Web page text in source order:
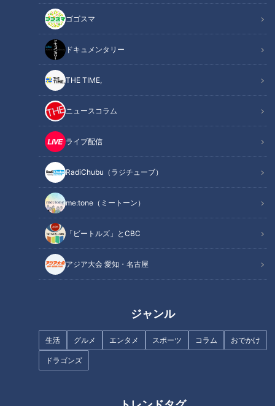
ゴゴスマ
ドキュメンタリー
THE TIME,
ニュースコラム
ライブ配信
RadiChubu（ラジチューブ）
me:tone（ミートーン）
「ビートルズ」とCBC
アジア大会 愛知・名古屋
ジャンル
生活 グルメ エンタメ スポーツ コラム おでかけ
ドラゴンズ
ドキ感が魅力の釣り堀を、よしお兄さんがレポートします。
漁師が始めた新たなチャレンジとは？
漁師だから成せる“多様性フィッシング”
釣った魚は絶品の“漁師喰い”で！
オススメ関連コンテンツ
漁師が始めた新たなチャレンジとは？
CBCテレビ『チャント！』よしお兄さんのもっと“みえ”推し